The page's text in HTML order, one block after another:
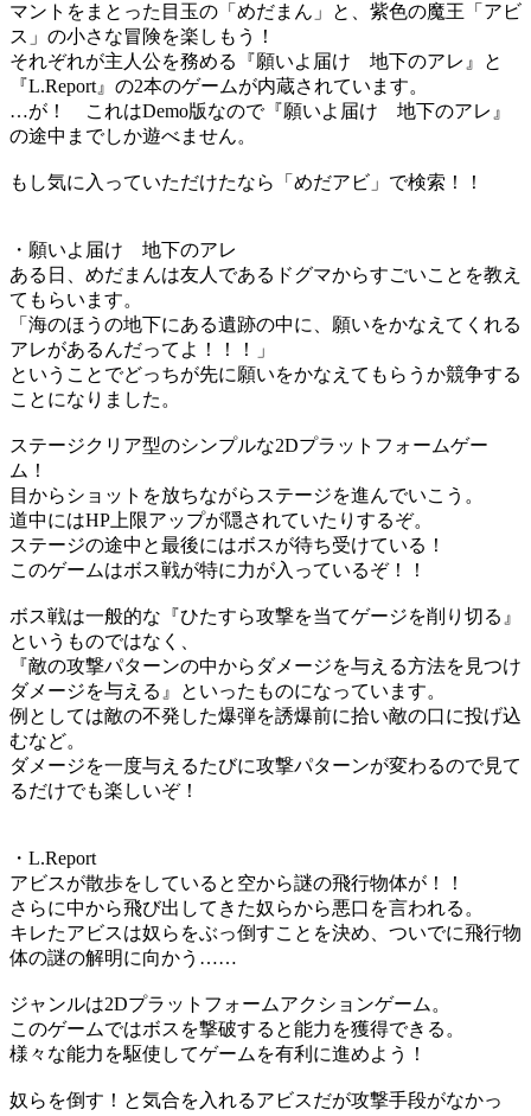
マントをまとった目玉の「めだまん」と、紫色の魔王「アビ
ス」の小さな冒険を楽しもう！
それぞれが主人公を務める『願いよ届け 地下のアレ』と
『L.Report』の2本のゲームが内蔵されています。
…が！ これはDemo版なので『願いよ届け 地下のアレ』
の途中までしか遊べません。
もし気に入っていただけたなら「めだアビ」で検索！！
・願いよ届け 地下のアレ
ある日、めだまんは友人であるドグマからすごいことを教え
てもらいます。
「海のほうの地下にある遺跡の中に、願いをかなえてくれる
アレがあるんだってよ！！！」
ということでどっちが先に願いをかなえてもらうか競争する
ことになりました。
ステージクリア型のシンプルな2Dプラットフォームゲー
ム！
目からショットを放ちながらステージを進んでいこう。
道中にはHP上限アップが隠されていたりするぞ。
ステージの途中と最後にはボスが待ち受けている！
このゲームはボス戦が特に力が入っているぞ！！
ボス戦は一般的な『ひたすら攻撃を当てゲージを削り切る』
というものではなく、
『敵の攻撃パターンの中からダメージを与える方法を見つけ
ダメージを与える』といったものになっています。
例としては敵の不発した爆弾を誘爆前に拾い敵の口に投げ込
むなど。
ダメージを一度与えるたびに攻撃パターンが変わるので見て
るだけでも楽しいぞ！
・L.Report
アビスが散歩をしていると空から謎の飛行物体が！！
さらに中から飛び出してきた奴らから悪口を言われる。
キレたアビスは奴らをぶっ倒すことを決め、ついでに飛行物
体の謎の解明に向かう……
ジャンルは2Dプラットフォームアクションゲーム。
このゲームではボスを撃破すると能力を獲得できる。
様々な能力を駆使してゲームを有利に進めよう！
奴らを倒す！と気合を入れるアビスだが攻撃手段がなかっ